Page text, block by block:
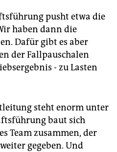
pusht etwa die
haben dann die
Dafür gibt es aber
der Fallpauschalen
- zu Lasten
steht enorm unter
baut sich
Team zusammen, der
gegeben. Und